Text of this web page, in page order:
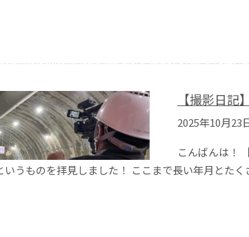
【撮影日
2025年10月23
こんばんは！
いうものを拝見しました！ ここまで長い年月とた